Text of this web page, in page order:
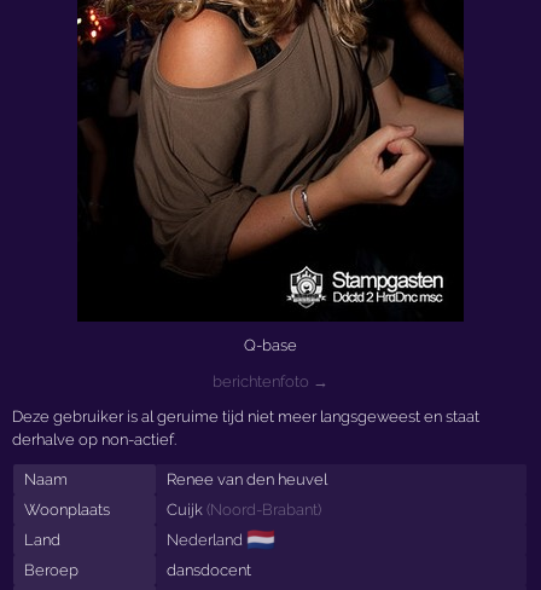
Q-base
berichtenfoto →
Deze gebruiker is al geruime tijd niet meer langsgeweest en staat
derhalve op non-actief.
Naam
Renee van den heuvel
Woonplaats
Cuijk (Noord-Brabant)
Land
Nederland 🇳🇱
Beroep
dansdocent